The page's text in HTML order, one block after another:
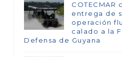
entrega de
operación
calado a la
Defensa de Guyana